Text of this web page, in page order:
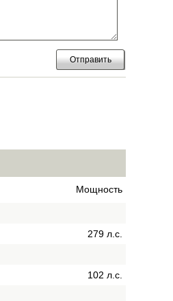
Отправить
Мощность
279 л.с.
102 л.с.